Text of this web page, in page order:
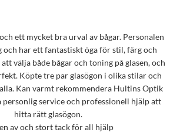
ett mycket bra urval av bågar. Personalen
har ett fantastiskt öga för stil, färg och
välja både bågar och toning på glasen, och
Köpte tre par glasögon i olika stilar och
Kan varmt rekommendera Hultins Optik
service och professionell hjälp att
hitta rätt glasögon.
av och stort tack för all hjälp